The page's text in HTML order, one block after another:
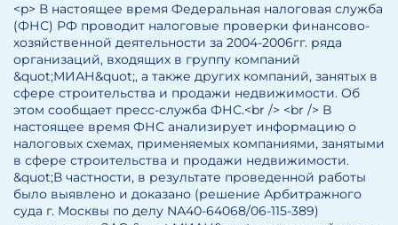
<p> В настоящее время Федеральная налоговая служба
(ФНС) РФ проводит налоговые проверки финансово-
хозяйственной деятельности за 2004-2006гг. ряда
организаций, входящих в группу компаний
&quot;МИАН&quot;, а также других компаний, занятых в
сфере строительства и продажи недвижимости. Об
этом сообщает пресс-служба ФНС.<br /> <br /> В
настоящее время ФНС анализирует информацию о
налоговых схемах, применяемых компаниями, занятыми
в сфере строительства и продажи недвижимости.
&quot;В частности, в результате проведенной работы
было выявлено и доказано (решение Арбитражного
суда г. Москвы по делу NА40-64068/06-115-389)